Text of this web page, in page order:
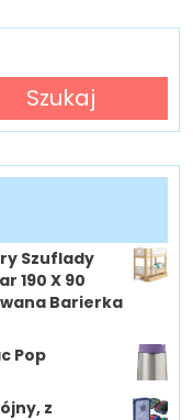
Szukaj
Szuflady
190 X 90
Barierka
Pop
z